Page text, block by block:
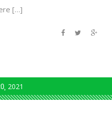
[…]
2021